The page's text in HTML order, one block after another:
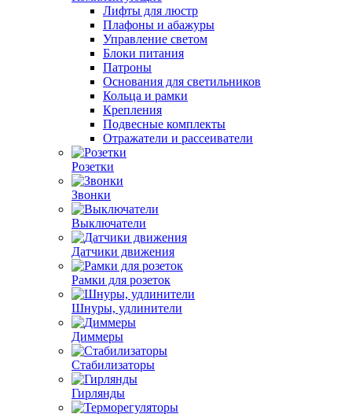
Лифты для люстр
Плафоны и абажуры
Управление светом
Блоки питания
Патроны
Основания для светильников
Кольца и рамки
Крепления
Подвесные комплекты
Отражатели и рассеиватели
Розетки
Звонки
Выключатели
Датчики движения
Рамки для розеток
Шнуры, удлинители
Диммеры
Стабилизаторы
Гирлянды